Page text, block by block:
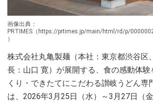
画像出典：
PRTIMES（https://prtimes.jp/main/html/rd/p/
）
株式会社丸亀製麺（本社：東京都渋谷区
長：山口 寛）が展開する、食の感動体
くり・できたてにこだわる讃岐うどん専
は、2026年3月25日（水）～3月27日（